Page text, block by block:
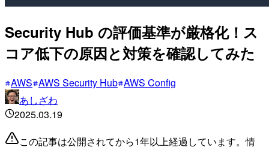
Security Hub の評価基準が厳格化！ス
コア低下の原因と対策を確認してみた
AWS AWS Security Hub AWS Config
あしざわ
2025.03.19
この記事は公開されてから1年以上経過しています。情